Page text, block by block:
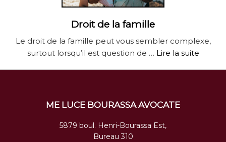
Droit de la famille
Le droit de la famille peut vous sembler complexe,
surtout lorsqu’il est question de … Lire la suite
ME LUCE BOURASSA AVOCATE
5879 boul. Henri-Bourassa Est,
Bureau 310